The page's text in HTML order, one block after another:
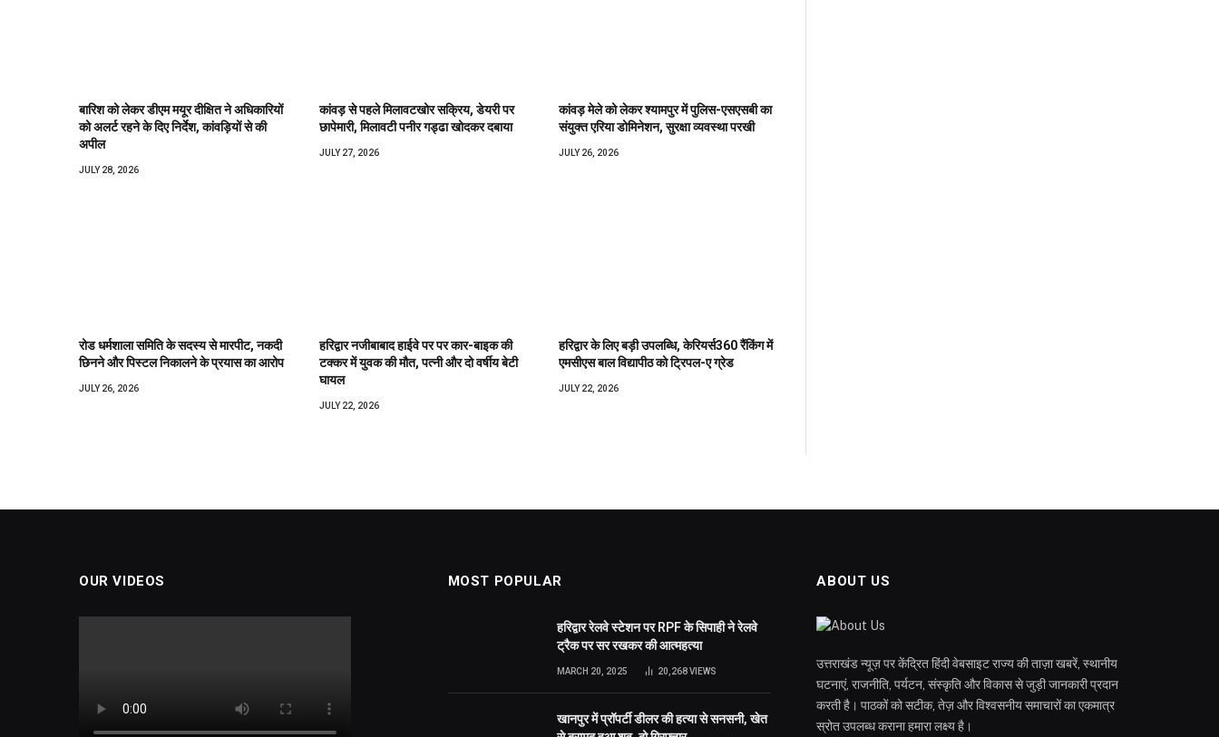
बारिश को लेकर डीएम मयूर दीक्षित ने अधिकारियों
को अलर्ट रहने के दिए निर्देश, कांवड़ियों से की
अपील
JULY 28, 2026
कांवड़ से पहले मिलावटखोर सक्रिय, डेयरी पर
छापेमारी, मिलावटी पनीर गड्ढा खोदकर दबाया
JULY 27, 2026
कांवड़ मेले को लेकर श्यामपुर में पुलिस-एसएसबी का
संयुक्त एरिया डोमिनेशन, सुरक्षा व्यवस्था परखी
JULY 26, 2026
रोड धर्मशाला समिति के सदस्य से मारपीट, नकदी
छिनने और पिस्टल निकालने के प्रयास का आरोप
JULY 26, 2026
हरिद्वार नजीबाबाद हाईवे पर पर कार-बाइक की
टक्कर में युवक की मौत, पत्नी और दो वर्षीय बेटी
घायल
JULY 22, 2026
हरिद्वार के लिए बड़ी उपलब्धि, केरियर्स360 रैंकिंग में
एमसीएस बाल विद्यापीठ को ट्रिपल-ए ग्रेड
JULY 22, 2026
OUR VIDEOS MOST POPULAR
हरिद्वार रेलवे स्टेशन पर RPF के सिपाही ने रेलवे
ट्रैक पर सर रखकर की आत्महत्या
MARCH 20, 2025 20,268VIEWS
खानपुर में प्रॉपर्टी डीलर की हत्या से सनसनी, खेत
ABOUT US
उत्तराखंड न्यूज़ पर केंद्रित हिंदी वेबसाइट राज्य की ताज़ा खबरें, स्थानीय
घटनाएं, राजनीति, पर्यटन, संस्कृति और विकास से जुड़ी जानकारी प्रदान
करती है। पाठकों को सटीक, तेज़ और विश्वसनीय समाचारों का एकमात्र
स्रोत उपलब्ध कराना हमारा लक्ष्य है।